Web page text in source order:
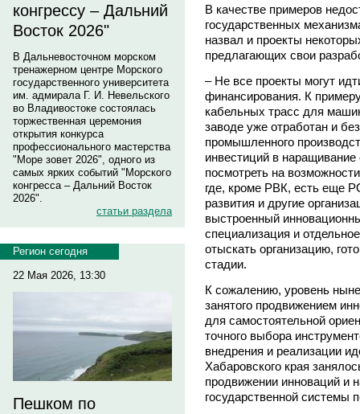
конгрессу – Дальний
Восток 2026"
В Дальневосточном морском
тренажерном центре Морского
государственного университета
им. адмирала Г. И. Невельского
во Владивостоке состоялась
торжественная церемония
открытия конкурса
профессионального мастерства
"Море зовет 2026", одного из
самых ярких событий "Морского
конгресса – Дальний Восток
2026".
статьи раздела
Регион сегодня
22 Мая 2026, 13:30
Пешком по
В качестве примеров
государственных
назвал и проекты
предлагающих свои
– Не все проекты могут
финансирования. К
кабельных трасс для
заводе уже отработан и
промышленного
инвестиций в
посмотреть на
где, кроме РВК, есть еще
развития и другие
выстроенный
специализация и
отыскать организацию,
стадии.
К сожалению, уровень
занятого продвижением
для самостоятельной
точного выбора
внедрения и реализации
Хабаровского края
продвижении инноваций и
государственной системы